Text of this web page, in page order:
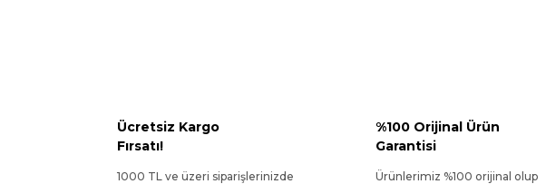
Ücretsiz Kargo
Fırsatı!
1000 TL ve üzeri siparişlerinizde
%100 Orijinal Ürün
Garantisi
Ürünlerimiz %100 orijinal olup